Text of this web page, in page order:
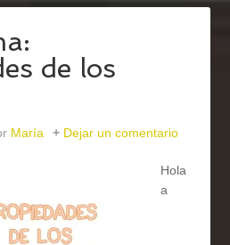
de los
María Dejar un comentario
Hola
a